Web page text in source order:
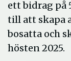
ett bidrag på
till att skapa
bosatta och
hösten 2025.